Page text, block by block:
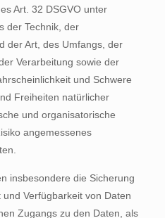
Art. 32 DSGVO unter
der Technik, der
der Art, des Umfangs, der
Verarbeitung sowie der
und Schwere
Freiheiten natürlicher
und organisatorische
angemessenes
insbesondere die Sicherung
Verfügbarkeit von Daten
Zugangs zu den Daten, als